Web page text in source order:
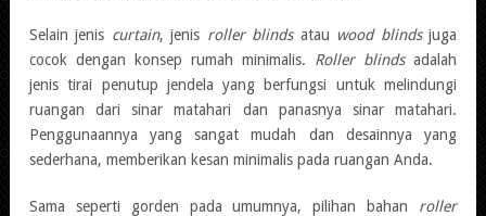
Selain jenis curtain, jenis roller blinds atau wood blindsjuga
cocok dengan konsep rumah minimalis. Roller blindsadalah
jenis tirai penutup jendela yang berfungsi untuk melindungi
ruangan dari sinar matahari dan panasnya sinar matahari.
Penggunaannya yang sangat mudah dan desainnya yang
sederhana, memberikan kesan minimalis pada ruangan Anda.
Sama seperti gorden pada umumnya, pilihan bahan roller